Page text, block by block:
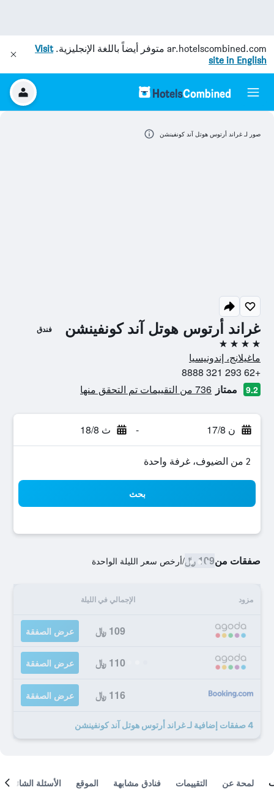
ar.hotelscombined.com متوفر أيضاً باللغة الإنجليزية.Visit
site in English
غراند أرتوس هوتل آند كونفينشن فندق
4 نجوم
ماغيلانج، إندونيسيا
+62 293 321 8888
9.2 ممتاز 736 من التقييمات تم التحقق منها
ن 17/8 - ث 18/8
2 من الضيوف، غرفة واحدة
بحث
صفقات من109 ﷼ /أرخص سعر الليلة الواحدة
مزود الإجمالي في الليلة
109 ﷼ عرض الصفقة
110 ﷼ عرض الصفقة
116 ﷼ عرض الصفقة
4 صفقات إضافية لـ غراند أرتوس هوتل آند كونفينشن
صور لـ غراند أرتوس هوتل آند كونفينشن
لمحة عن التقييمات فنادق مشابهة الموقع الأسئلة الشائعة